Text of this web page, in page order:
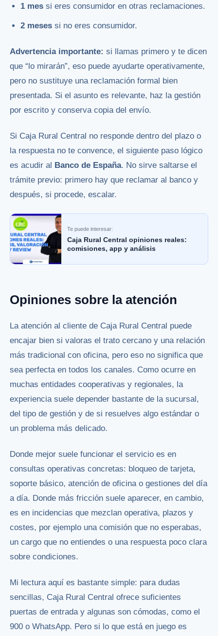
1 mes si eres consumidor en otras reclamaciones.
2 meses si no eres consumidor.
Advertencia importante: si llamas primero y te dicen
que “lo mirarán”, eso puede ayudarte operativamente,
pero no sustituye una reclamación formal bien
presentada. Si el asunto es relevante, haz la gestión
por escrito y conserva copia del envío.
Si Caja Rural Central no responde dentro del plazo o
la respuesta no te convence, el siguiente paso lógico
es acudir al Banco de España. No sirve saltarse el
trámite previo: primero hay que reclamar al banco y
después, si procede, escalar.
Te puede interesar:
Caja Rural Central opiniones reales:
comisiones, app y análisis
Opiniones sobre la atención
La atención al cliente de Caja Rural Central puede
encajar bien si valoras el trato cercano y una relación
más tradicional con oficina, pero eso no significa que
sea perfecta en todos los canales. Como ocurre en
muchas entidades cooperativas y regionales, la
experiencia suele depender bastante de la sucursal,
del tipo de gestión y de si resuelves algo estándar o
un problema más delicado.
Donde mejor suele funcionar el servicio es en
consultas operativas concretas: bloqueo de tarjeta,
soporte básico, atención de oficina o gestiones del día
a día. Donde más fricción suele aparecer, en cambio,
es en incidencias que mezclan operativa, plazos y
costes, por ejemplo una comisión que no esperabas,
un cargo que no entiendes o una respuesta poco clara
sobre condiciones.
Mi lectura aquí es bastante simple: para dudas
sencillas, Caja Rural Central ofrece suficientes
puertas de entrada y algunas son cómodas, como el
900 o WhatsApp. Pero si lo que está en juego es